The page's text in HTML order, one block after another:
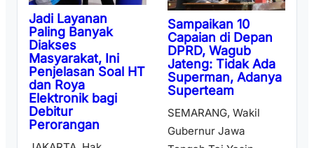
Jadi Layanan
Paling Banyak
Diakses
Masyarakat, Ini
Penjelasan Soal HT
dan Roya
Elektronik bagi
Debitur
Perorangan
Sampaikan 10
Capaian di Depan
DPRD, Wagub
Jateng: Tidak Ada
Superman, Adanya
Superteam
SEMARANG, Wakil
Gubernur Jawa